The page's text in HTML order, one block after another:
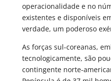
operacionalidade e no
existentes e disponíveis
verdade, um poderoso
As forças sul-coreanas,
tecnologicamente, são
contingente norte-